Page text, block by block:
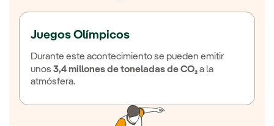
Juegos Olímpicos
Durante este acontecimiento se pueden emitir
unos 3,4 millones de toneladas de CO₂a la
atmósfera.